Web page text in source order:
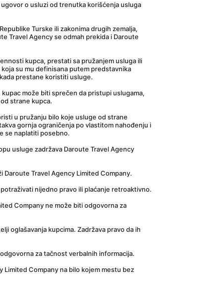
o usluzi od trenutka korišćenja usluga
Turske ili zakonima drugih zemalja,
Travel Agency se odmah prekida i Daroute
kupca, prestati sa pružanjem usluga ili
su mu definisana putem predstavnika
prestane koristiti usluge.
može biti sprečen da pristupi uslugama,
strane kupca.
u pružanju bilo koje usluge od strane
gornja ograničenja po vlastitom nahođenju i
se naplatiti posebno.
usluge zadržava Daroute Travel Agency
Travel Agency Limited Company.
nijedno pravo ili plaćanje retroaktivno.
Company ne može biti odgovorna za
oglašavanja kupcima. Zadržava pravo da ih
za tačnost verbalnih informacija.
Limited Company na bilo kojem mestu bez